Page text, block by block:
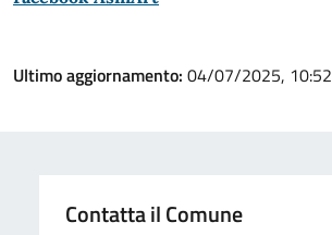
Ultimo aggiornamento: 04/07/2025, 10:52
Contatta il Comune